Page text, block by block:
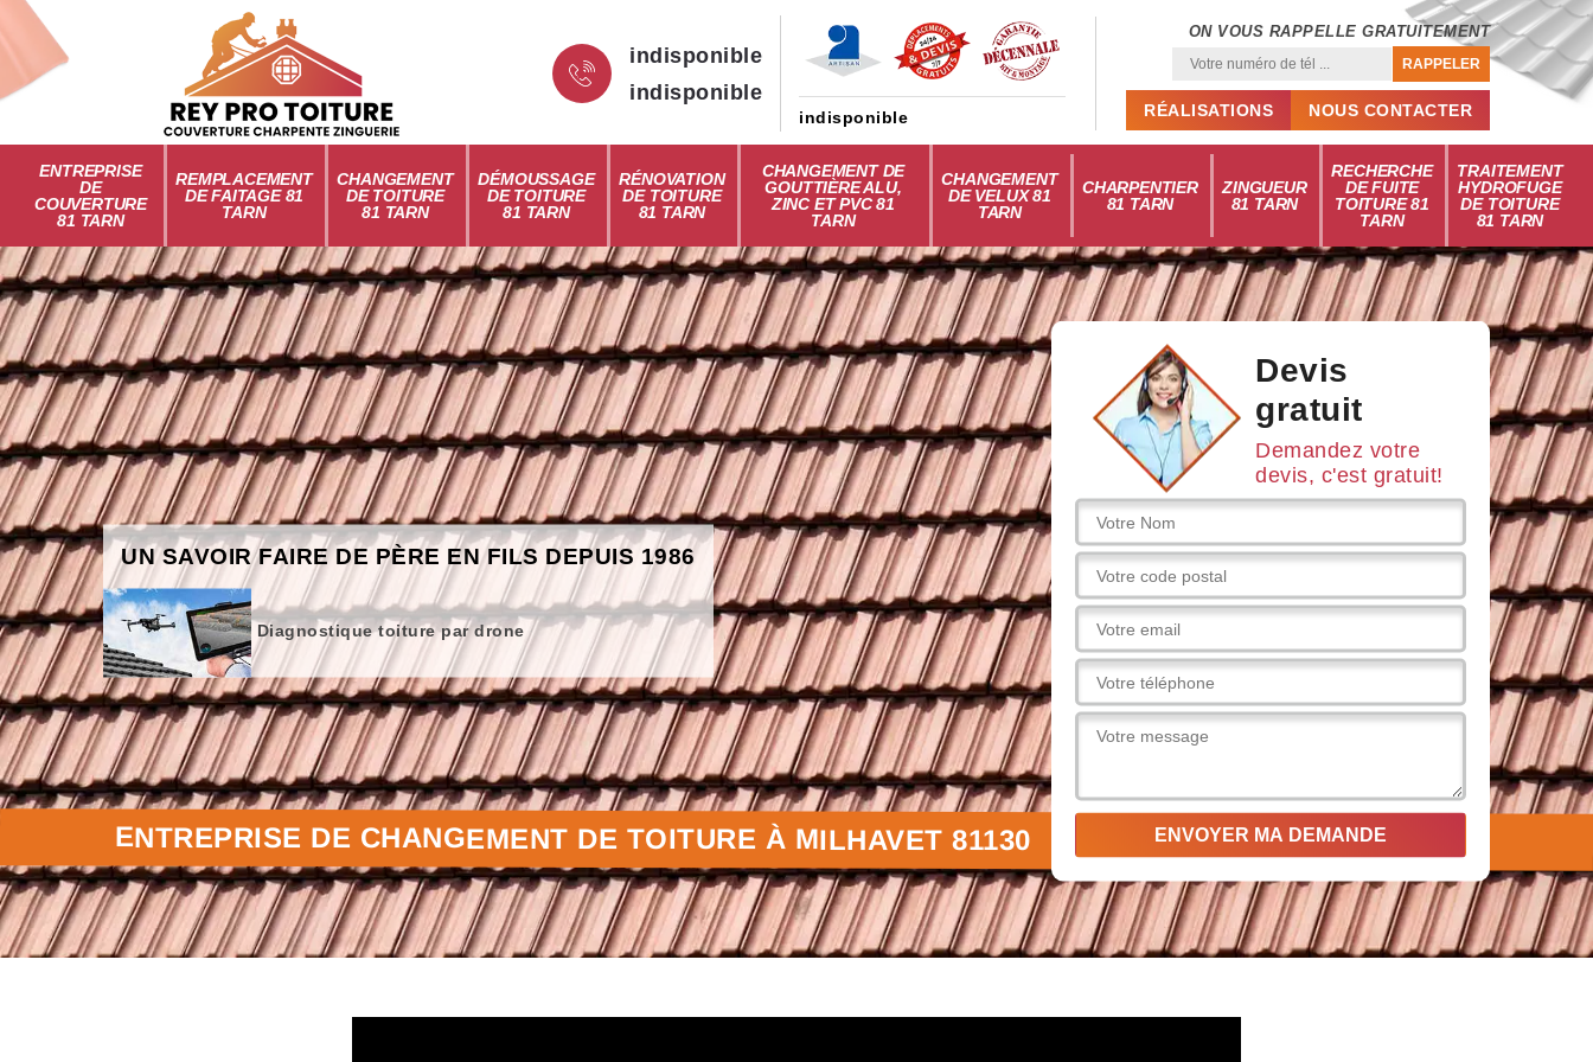
indisponible
indisponible
indisponible
ON VOUS RAPPELLE GRATUITEMENT
RÉALISATIONS NOUS CONTACTER
ENTREPRISE
DE
COUVERTURE
81 TARN
REMPLACEMENT
DE FAITAGE 81
TARN
CHANGEMENT
DE TOITURE
81 TARN
DÉMOUSSAGE
DE TOITURE
81 TARN
RÉNOVATION
DE TOITURE
81 TARN
CHANGEMENT DE
GOUTTIÈRE ALU,
ZINC ET PVC 81
TARN
CHANGEMENT
DE VELUX 81
TARN
CHARPENTIER
81 TARN
ZINGUEUR
81 TARN
RECHERCHE
DE FUITE
TOITURE 81
TARN
TRAITEMENT
HYDROFUGE
DE TOITURE
81 TARN
UN SAVOIR FAIRE DE PÈRE EN FILS DEPUIS 1986
Diagnostique toiture par drone
Devis
gratuit
Demandez votre
devis, c'est gratuit!
ENTREPRISE DE CHANGEMENT DE TOITURE À MILHAVET 81130